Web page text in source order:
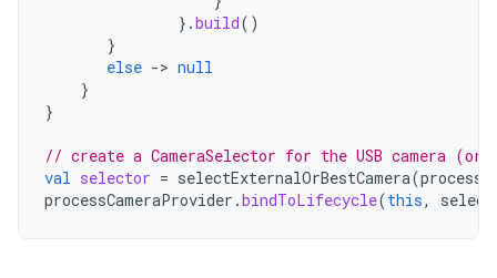
}.build()
}
else -> null
}
}
// create a CameraSelector for the USB camera
val selector = selectExternalOrBestCamera(
processCameraProvider .bindToLifecycle(this,